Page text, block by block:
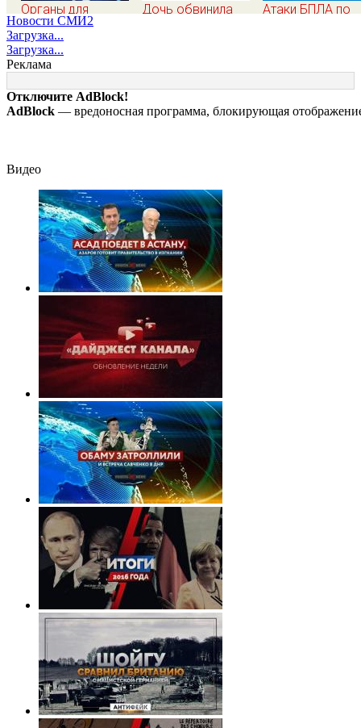
Органы для
пересадки «черные
трансплантологи»
извлекали у еще
живых пациентов
Дочь обвинила
всей правды о
своём отце -
история одной
Атаки БПЛА по
последствия,
на склады
Wildberries,
Новости СМИ2
Загрузка...
Загрузка...
Реклама
Отключите AdBlock!
AdBlock — вредоносная программа, блокирующая
Видео